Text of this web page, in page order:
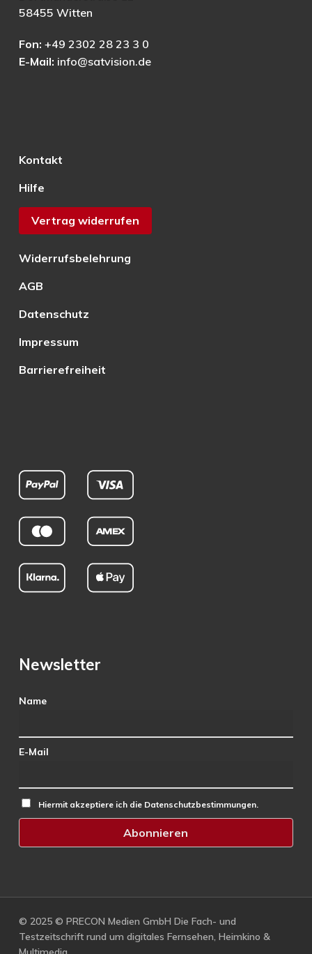
58455 Witten
Fon: +49 2302 28 23 3 0
E-Mail: info@satvision.de
Kontakt
Hilfe
Vertrag widerrufen
Widerrufsbelehrung
AGB
Datenschutz
Impressum
Barrierefreiheit
Newsletter
Name
E-Mail
Hiermit akzeptiere ich die Datenschutzbestimmungen.
© 2025 © PRECON Medien GmbH Die Fach- und
Testzeitschrift rund um digitales Fernsehen, Heimkino &